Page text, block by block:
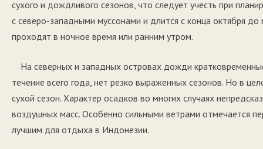
сухого и дождливого сезонов, что следует учесть при
с северо-западными муссонами и длится с конца октября
проходят в ночное время или ранним утром.
На северных и западных островах дожди
течение всего года, нет резко выраженных сезонов. Но в
сухой сезон. Характер осадков во многих случаях
воздушных масс. Особенно сильными ветрами отмечается
лучшим для отдыха в Индонезии.